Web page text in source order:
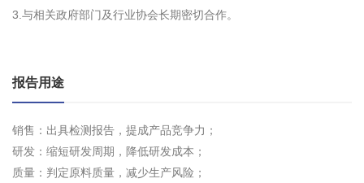
3.与相关政府部门及行业协会长期密切合作。
报告用途
销售：出具检测报告，提成产品竞争力；
研发：缩短研发周期，降低研发成本；
质量：判定原料质量，减少生产风险；